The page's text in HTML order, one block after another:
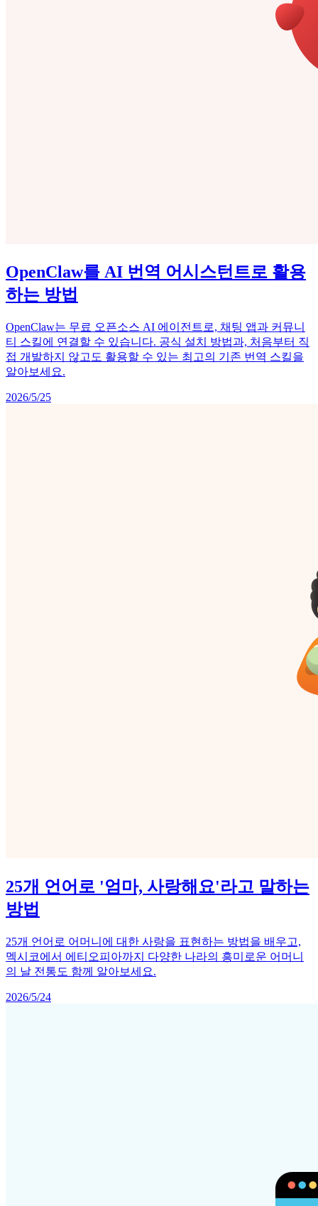
OpenClaw를 AI 번역 어시스턴트로 활용
하는 방법
OpenClaw는 무료 오픈소스 AI 에이전트로, 채팅 앱과 커뮤니
티 스킬에 연결할 수 있습니다. 공식 설치 방법과, 처음부터 직
접 개발하지 않고도 활용할 수 있는 최고의 기존 번역 스킬을
알아보세요.
2026/5/25
25개 언어로 '엄마, 사랑해요'라고 말하는
방법
25개 언어로 어머니에 대한 사랑을 표현하는 방법을 배우고,
멕시코에서 에티오피아까지 다양한 나라의 흥미로운 어머니
의 날 전통도 함께 알아보세요.
2026/5/24